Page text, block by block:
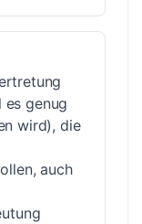
genug
wird), die
auch